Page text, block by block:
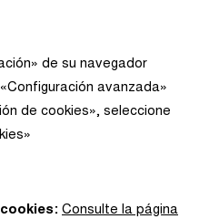
de su navegador
avanzada»
de cookies», seleccione
Consulte la página